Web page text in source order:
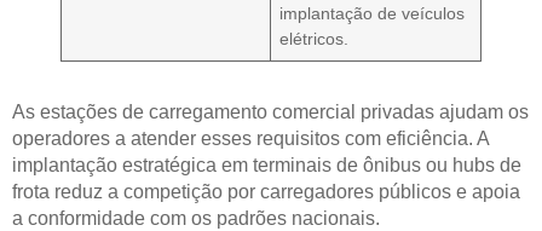
implantação de veículos
elétricos.
As estações de carregamento comercial privadas ajudam os
operadores a atender esses requisitos com eficiência. A
implantação estratégica em terminais de ônibus ou hubs de
frota reduz a competição por carregadores públicos e apoia
a conformidade com os padrões nacionais.